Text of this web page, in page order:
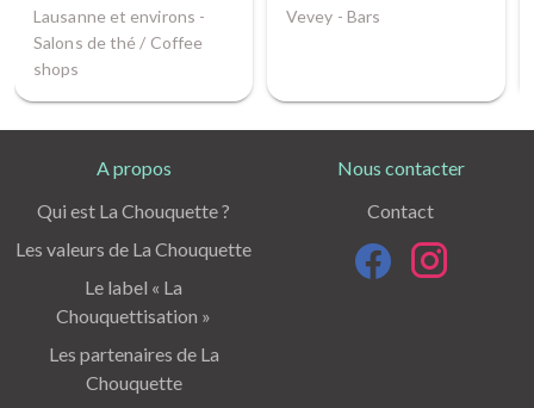
Lausanne et environs -
Salons de thé / Coffee
shops
Vevey - Bars
A propos
Qui est La Chouquette ?
Les valeurs de La Chouquette
Le label « La
Chouquettisation »
Les partenaires de La
Chouquette
Nous contacter
Contact